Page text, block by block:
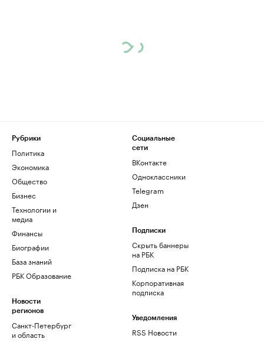
Рубрики
Политика
Экономика
Общество
Бизнес
Технологии и
медиа
Финансы
Биографии
База знаний
РБК Образование
Новости
регионов
Санкт-Петербург
и область
Социальные
сети
ВКонтакте
Одноклассники
Telegram
Дзен
Подписки
Скрыть баннеры
на РБК
Подписка на РБК
Корпоративная
подписка
Уведомления
RSS Новости